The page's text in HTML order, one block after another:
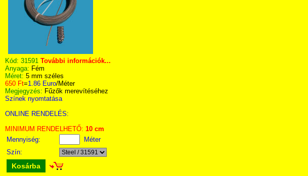
Kód: 31591 További információk...
Anyaga: Fém
Méret: 5 mm széles
650 Ft=1.86 Euro/Méter
Megjegyzés: Fűzők merevítéséhez
Színek nyomtatása
ONLINE RENDELÉS:
MINIMUM RENDELHETŐ: 10 cm
Mennyiség:
Méter
Szín:
Kosárba